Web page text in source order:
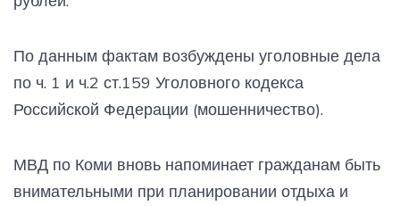
По данным фактам возбуждены уголовные дела
по ч. 1 и ч.2 ст.159 Уголовного кодекса
Российской Федерации (мошенничество).
МВД по Коми вновь напоминает гражданам быть
внимательными при планировании отдыха и